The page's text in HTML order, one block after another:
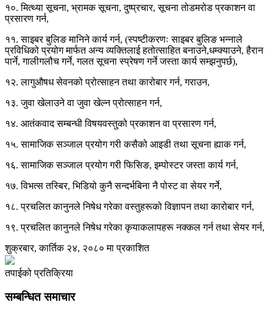
१०. मित्थ्या सूचना, भ्रामक सूचना, दुष्प्रचार, सूचना तोडमरोड प्रकाशन वा
प्रसारण गर्न,
११. साइबर बुलिङ मानिने कार्य गर्न, (स्पष्टीकरणः साइबर बुलिङ भन्नाले
प्रविधिको प्रयोग मार्फत अन्य व्यक्तिलाई हतोत्साहित बनाउने,धम्क्याउने, हैरान
पार्ने, गालीगलौच गर्ने, गलत सूचना स्प्रेषण गर्ने जस्ता कार्य सम्झनुपर्छ),
१२. लागुऔषध सेवनको प्रोत्साहन तथा कारोबार गर्न, गराउन,
१३. जुवा खेलाउने वा जुवा खेल्न प्रोत्साहन गर्न,
१४. आतंकवाद सम्बन्धी विषयवस्तुको प्रकाशन वा प्रसारण गर्न,
१५. सामाजिक सञ्जाल प्रयोग गरी कसैको आइडी तथा सूचना ह्याक गर्न,
१६. सामाजिक सञ्जाल प्रयोग गरी फिसिङ, इम्पोस्टर जस्ता कार्य गर्न,
१७. विभत्स तस्बिर, भिडियो कुनै सन्दर्भबिना नै पोस्ट वा सेयर गर्ने,
१८. प्रचलित कानुनले निषेध गरेका वस्तुहरूको विज्ञापन तथा कारोबार गर्न,
१९. प्रचलित कानुनले निषेध गरेका कृयाकलापहरू नक्कल गर्न तथा सेयर गर्न,
शुक्रबार, कार्तिक २४, २०८० मा प्रकाशित
तपाईको प्रतिक्रिया
सम्बन्धित समाचार